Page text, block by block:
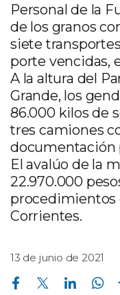
Personal de la
de los granos
siete
porte vencidas,
A la altura del
Grande, los
86.000 kilos de
tres camiones
documentación
El avalúo de la
22.970.000
procedimientos
Corrientes.
13 de junio de 2021
Compartir en Facebook Compartir en Twitter Compartir en Linkedin Compartir en Whatsapp